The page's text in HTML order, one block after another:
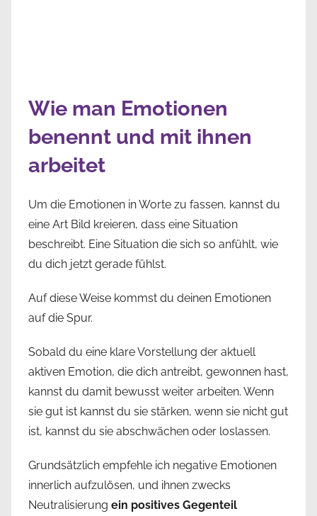
Wie man Emotionen
benennt und mit ihnen
arbeitet
Um die Emotionen in Worte zu fassen, kannst du
eine Art Bild kreieren, dass eine Situation
beschreibt. Eine Situation die sich so anfühlt, wie
du dich jetzt gerade fühlst.
Auf diese Weise kommst du deinen Emotionen
auf die Spur.
Sobald du eine klare Vorstellung der aktuell
aktiven Emotion, die dich antreibt, gewonnen hast,
kannst du damit bewusst weiter arbeiten. Wenn
sie gut ist kannst du sie stärken, wenn sie nicht gut
ist, kannst du sie abschwächen oder loslassen.
Grundsätzlich empfehle ich negative Emotionen
innerlich aufzulösen, und ihnen zwecks
Neutralisierung ein positives Gegenteil